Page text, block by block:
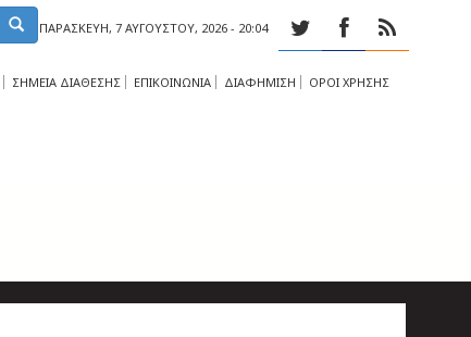
ΠΑΡΑΣΚΕΥΉ, 7 ΑΥΓΟΎΣΤΟΥ, 2026 - 20:04
ΣΗΜΕΙΑ ΔΙΑΘΕΣΗΣ ΕΠΙΚΟΙΝΩΝΙΑ ΔΙΑΦΗΜΙΣΗ ΟΡΟΙ ΧΡΗΣΗΣ